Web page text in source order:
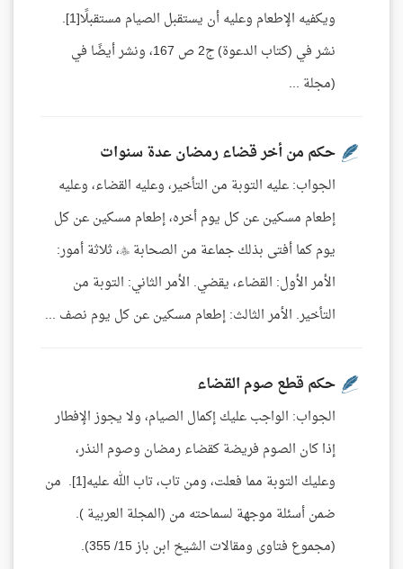
ويكفيه الإطعام وعليه أن يستقبل الصيام مستقبلًا[1].
نشر في (كتاب الدعوة) ج2 ص 167، ونشر أيضًا في
(مجلة ...
حكم من أخر قضاء رمضان عدة سنوات
الجواب: عليه التوبة من التأخير، وعليه القضاء، وعليه
إطعام مسكين عن كل يوم أخره، إطعام مسكين عن كل
يوم كما أفتى بذلك جماعة من الصحابة ، ثلاثة أمور:
الأمر الأول: القضاء، يقضي. الأمر الثاني: التوبة من
التأخير. الأمر الثالث: إطعام مسكين عن كل يوم نصف ...
حكم قطع صوم القضاء
الجواب: الواجب عليك إكمال الصيام، ولا يجوز الإفطار
إذا كان الصوم فريضة كقضاء رمضان وصوم النذر،
وعليك التوبة مما فعلت، ومن تاب، تاب الله عليه[1]. من
ضمن أسئلة موجهة لسماحته من (المجلة العربية ).
(مجموع فتاوى ومقالات الشيخ ابن باز 15/ 355).